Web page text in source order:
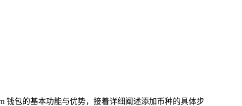
钱包的基本功能与优势，接着详细阐述添加币种的具体步